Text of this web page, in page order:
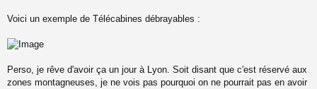
s
g
e
o
n
Voici un exemple de Télécabines débrayables :
Perso, je rêve d'avoir ça un jour à Lyon. Soit disant que c'est réservé aux
zones montagneuses, je ne vois pas pourquoi on ne pourrait pas en avoir